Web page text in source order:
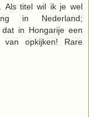
Als titel wil ik je wel
in Nederland;
in Hongarije een
opkijken! Rare